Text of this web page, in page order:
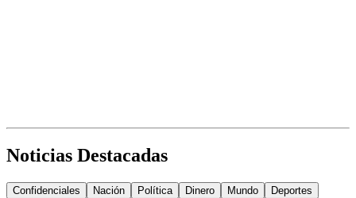
Noticias Destacadas
Confidenciales Nación Política Dinero Mundo
Deportes